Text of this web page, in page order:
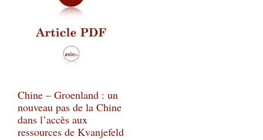
Chine – Groenland : un
nouveau pas de la Chine
dans l’accès aux
ressources de Kvanjefeld